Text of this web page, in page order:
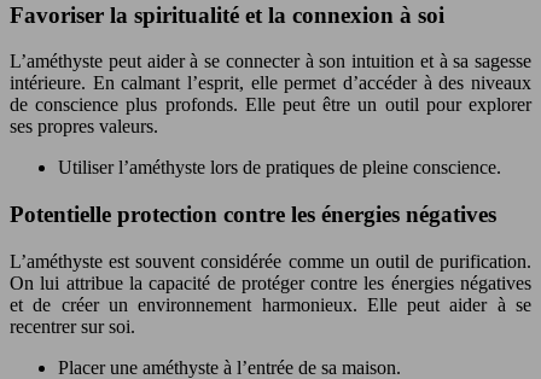
Favoriser la spiritualité et la connexion à soi
L’améthyste peut aider à se connecter à son intuition et à sa sagesse
intérieure. En calmant l’esprit, elle permet d’accéder à des niveaux
de conscience plus profonds. Elle peut être un outil pour explorer
ses propres valeurs.
Utiliser l’améthyste lors de pratiques de pleine conscience.
Potentielle protection contre les énergies négatives
L’améthyste est souvent considérée comme un outil de purification.
On lui attribue la capacité de protéger contre les énergies négatives
et de créer un environnement harmonieux. Elle peut aider à se
recentrer sur soi.
Placer une améthyste à l’entrée de sa maison.